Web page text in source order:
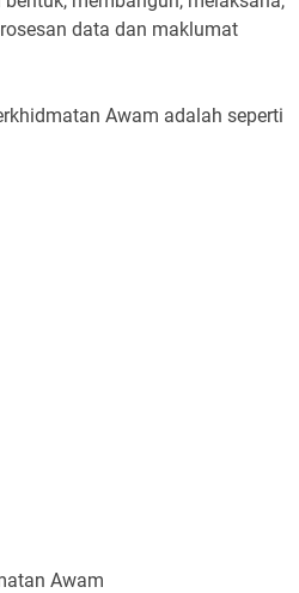
data dan maklumat
Awam adalah seperti
Awam